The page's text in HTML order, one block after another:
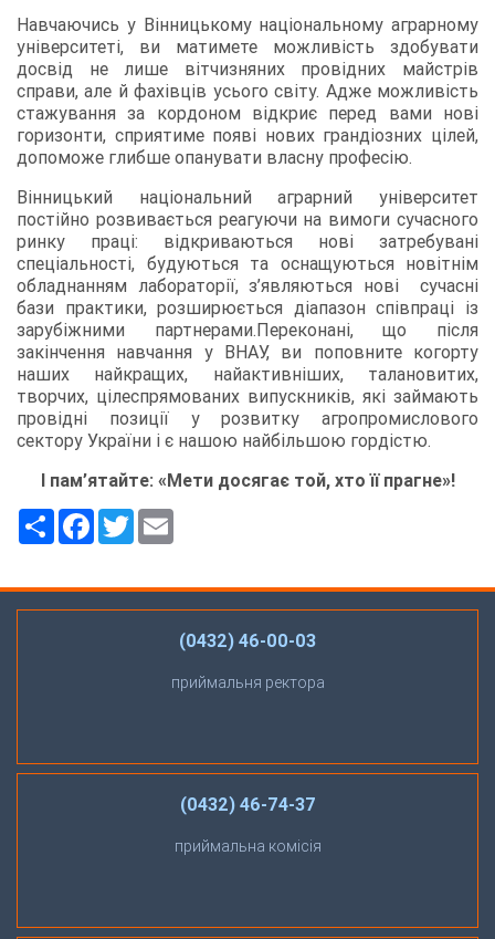
Навчаючись у Вінницькому національному аграрному
університеті, ви матимете можливість здобувати
досвід не лише вітчизняних провідних майстрів
справи, але й фахівців усього світу. Адже можливість
стажування за кордоном відкриє перед вами нові
горизонти, сприятиме появі нових грандіозних цілей,
допоможе глибше опанувати власну професію.
Вінницький національний аграрний університет
постійно розвивається реагуючи на вимоги сучасного
ринку праці: відкриваються нові затребувані
спеціальності, будуються та оснащуються новітнім
обладнанням лабораторії, з’являються нові сучасні
бази практики, розширюється діапазон співпраці із
зарубіжними партнерами.Переконані, що після
закінчення навчання у ВНАУ, ви поповните когорту
наших найкращих, найактивніших, талановитих,
творчих, цілеспрямованих випускників, які займають
провідні позиції у розвитку агропромислового
сектору України і є нашою найбільшою гордістю.
І пам’ятайте: «Мети досягає той, хто її прагне»!
РесурсFacebook
Twitter
(0432) 46-00-03
приймальня ректора
(0432) 46-74-37
приймальна комісія